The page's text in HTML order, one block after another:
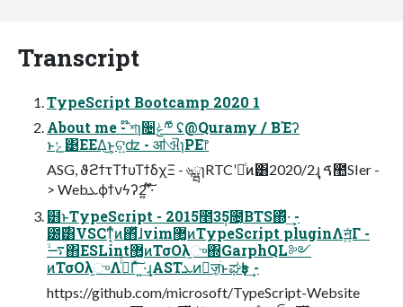
Transcript
TypeScript Bootcamp 2020 1
About me - ໊শɿ૔ݟ༸ี ʢ@Quramy / ͘ΒΈʔ
ͱݺ͹ΕΕΔ͜ͱ͕ଟ͍ʣ - ॴଐɿPE෦
ASG, ϑϩϯτΤϯυΤϯδχΞ - ৬ྺɿRTCʹདྷͨͷ͸2020/2݄ɻ ࠃ಺SIer -
> Webܥϕϯνϟʔ2ࣾʹ͍·ͨ͠
๻ͱTypeScript - 2015೥3݄5೔͔ΒTS΍ͬͯ·͢ -
౰࣌͸VSCͳ͔ͬͨͷ΋͋ͬͯɺvim޲͚ͷTypeScript pluginΛॻ͍ͨΓ -
࠷ۙ΋ESLint޲͚ͷΤσΟλ֦ு΍GarphQL༻
ͷΤσΟλ֦ுΛ࡞ͬͨΓͯ͠ ͍·͢ɻASTܥͷٕज़ׂ͕ͱಘҙͰ͢ -
https://github.com/microsoft/TypeScript-Website